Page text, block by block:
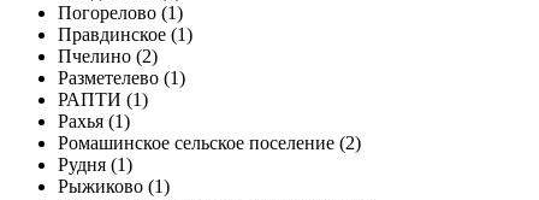
Погорелово (1)
Правдинское (1)
Пчелино (2)
Разметелево (1)
РАПТИ (1)
Рахья (1)
Ромашинское сельское поселение (2)
Рудня (1)
Рыжиково (1)